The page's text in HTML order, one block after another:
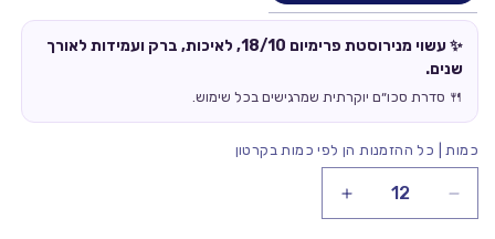
✨ עשוי מנירוסטת פרימיום 18/10, לאיכות, ברק ועמידות לאורך
שנים.
🍴 סדרת סכו״ם יוקרתית שמרגישים בכל שימוש.
כמות | כל ההזמנות הן לפי כמות בקרטון
הקטנת
הגדלת